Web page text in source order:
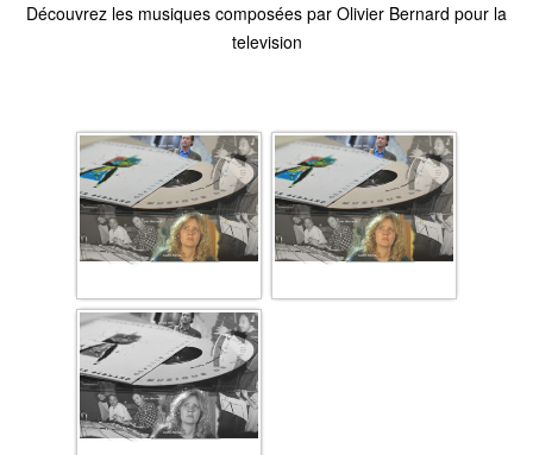
Découvrez les musiques composées par Olivier Bernard pour la
television